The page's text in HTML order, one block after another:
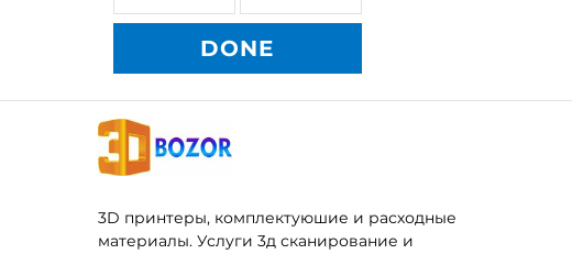
DONE
3D принтеры, комплектуюшие и расходные
материалы. Услуги 3д сканирование и